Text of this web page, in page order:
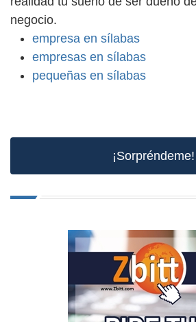
negocio.
empresa en sílabas
empresas en sílabas
pequeñas en sílabas
¡Sorpréndeme!